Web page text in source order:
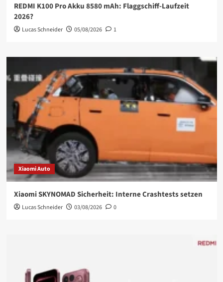
REDMI K100 Pro Akku 8580 mAh: Flaggschiff-Laufzeit
2026?
Lucas Schneider 05/08/2026 1
Xiaomi Auto
Xiaomi SKYNOMAD Sicherheit: Interne Crashtests setzen
Lucas Schneider 03/08/2026 0